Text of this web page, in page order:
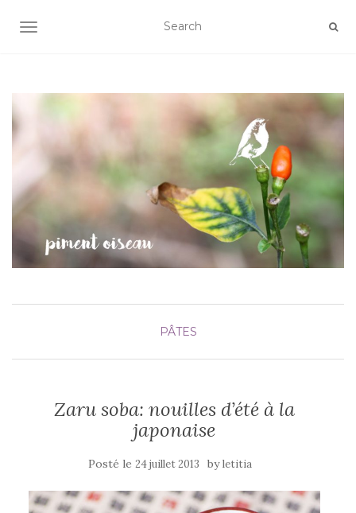
AFFICHER/MASQUER LA NAVIGATION
PÂTES
Zaru soba: nouilles d’été à la
japonaise
Posté le 24 juillet 2013 byletitia